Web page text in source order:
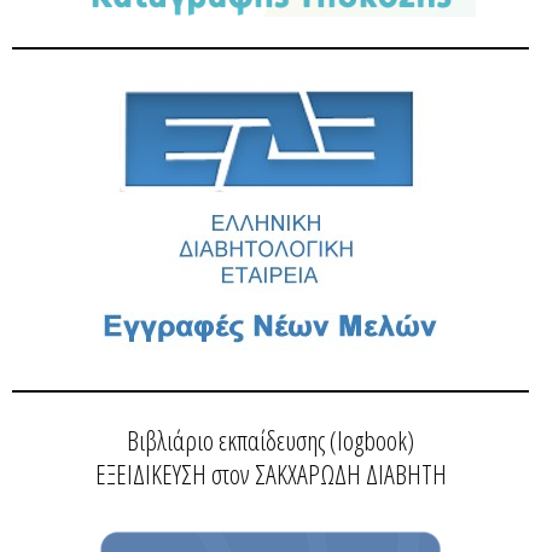
Βιβλιάριο εκπαίδευσης (logbook)
ΕΞΕΙΔΙΚΕΥΣΗ στον ΣΑΚΧΑΡΩΔΗ ΔΙΑΒΗΤΗ